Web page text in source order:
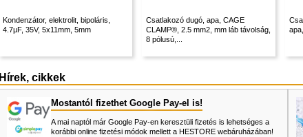
Kondenzátor, elektrolit, bipoláris,
4.7µF, 35V, 5x11mm, 5mm
Csatlakozó dugó, apa, CAGE
CLAMP®, 2.5 mm2, mm láb távolság,
8 pólusú,...
Hírek, cikkek
Mostantól fizethet Google Pay-el is!
A mai naptól már Google Pay-en keresztüli fizetés is lehetséges a
korábbi online fizetési módok mellett a HESTORE webáruházában!